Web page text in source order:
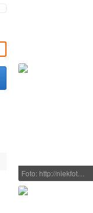
Foto: http://niekfot…